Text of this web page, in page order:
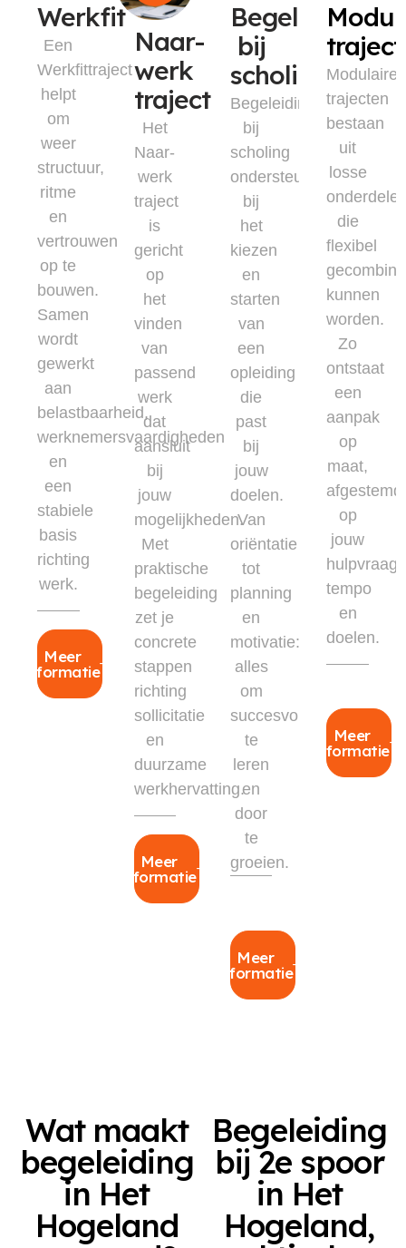
Werkfit
Een
Werkfittraject
helpt
om
weer
structuur,
ritme
en
vertrouwen
op te
bouwen.
Samen
wordt
gewerkt
aan
belastbaarheid,
werknemersvaardigheden
en
een
stabiele
basis
richting
werk.
Meer
informatie
Naar-
werk
traject
Het
Naar-
werk
traject
is
gericht
op
het
vinden
van
passend
werk
dat
aansluit
bij
jouw
mogelijkheden.
Met
praktische
begeleiding
zet je
concrete
stappen
richting
sollicitatie
en
duurzame
werkhervatting.
Meer
informatie
Begeleiding
bij
scholing
Begeleiding
bij
scholing
ondersteunt
bij
het
kiezen
en
starten
van
een
opleiding
die
past
bij
jouw
doelen.
Van
oriëntatie
tot
planning
en
motivatie:
alles
om
succesvol
te
leren
en
door
te
groeien.
Meer
informatie
Modulaire
trajecten
bestaan
uit
losse
die
flexibel
kunnen
worden.
Zo
ontstaat
een
aanpak
op
maat,
afgestemd
op
jouw
hulpvraag,
tempo
en
doelen.
Meer
informatie
Wat maakt
begeleiding
in Het
Hogeland
Begeleiding
bij 2e spoor
in Het
Hogeland,